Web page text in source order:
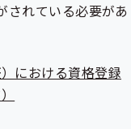
されている必要があ
における資格登録